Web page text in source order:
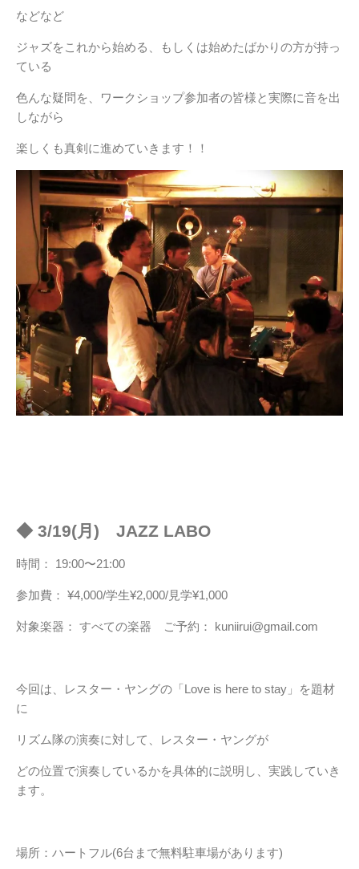
などなど
ジャズをこれから始める、もしくは始めたばかりの方が持っ
ている
色んな疑問を、ワークショップ参加者の皆様と実際に音を出
しながら
楽しくも真剣に進めていきます！！
◆ 3/19(月) JAZZ LABO
時間： 19:00〜21:00
参加費： ¥4,000/学生¥2,000/見学¥1,000
対象楽器： すべての楽器 ご予約： kuniirui@gmail.com
今回は、レスター・ヤングの「Love is here to stay」を題材
に
リズム隊の演奏に対して、レスター・ヤングが
どの位置で演奏しているかを具体的に説明し、実践していき
ます。
場所：ハートフル(6台まで無料駐車場があります)